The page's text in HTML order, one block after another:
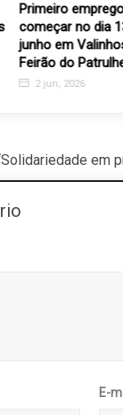
Primeiro
começar no dia
junho em
Feirão do
2 jun, 2026
em
E-